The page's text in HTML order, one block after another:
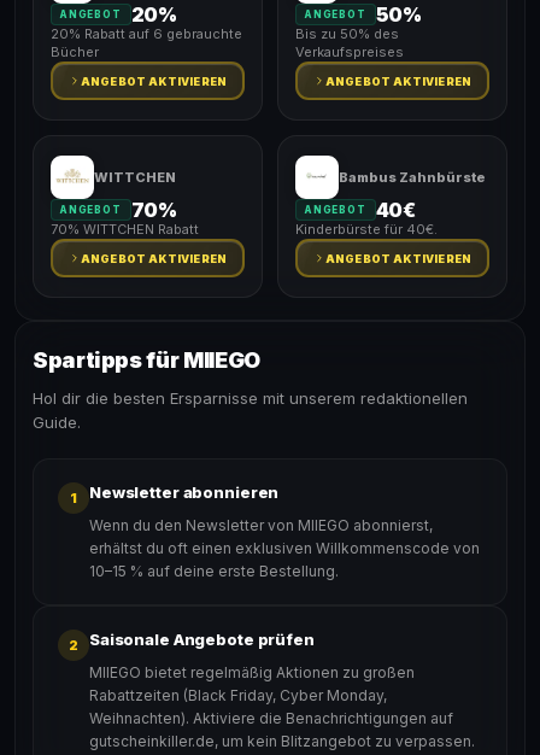
ANGEBOT 20%
20% Rabatt auf 6 gebrauchte
Bücher
ANGEBOT AKTIVIEREN
ANGEBOT 50%
Bis zu 50% des
Verkaufspreises
ANGEBOT AKTIVIEREN
WITTCHEN
ANGEBOT 70%
70% WITTCHEN Rabatt
ANGEBOT AKTIVIEREN
Bambus Zahnbürste
ANGEBOT 40€
Kinderbürste für 40€.
ANGEBOT AKTIVIEREN
Spartipps für MIIEGO
Hol dir die besten Ersparnisse mit unserem redaktionellen
Guide.
1 Newsletter abonnieren
Wenn du den Newsletter von MIIEGO abonnierst,
erhältst du oft einen exklusiven Willkommenscode von
10–15 % auf deine erste Bestellung.
2 Saisonale Angebote prüfen
MIIEGO bietet regelmäßig Aktionen zu großen
Rabattzeiten (Black Friday, Cyber Monday,
Weihnachten). Aktiviere die Benachrichtigungen auf
gutscheinkiller.de, um kein Blitzangebot zu verpassen.